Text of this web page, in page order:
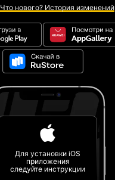
Что нового? История изменений
Для установки iOS
приложения
следуйте инструкции